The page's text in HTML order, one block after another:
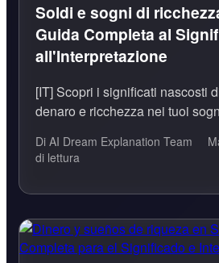
Soldi e sogni di
Guida Completa al
all'Interpretazione
[IT] Scopri i significati nascosti
denaro e ricchezza nei tuoi
Di AI Dream Explanation Team
di lettura